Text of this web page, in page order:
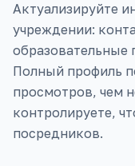
Актуализируйте
учреждении:
образовательные
Полный профиль
просмотров, чем
контролируете,
посредников.